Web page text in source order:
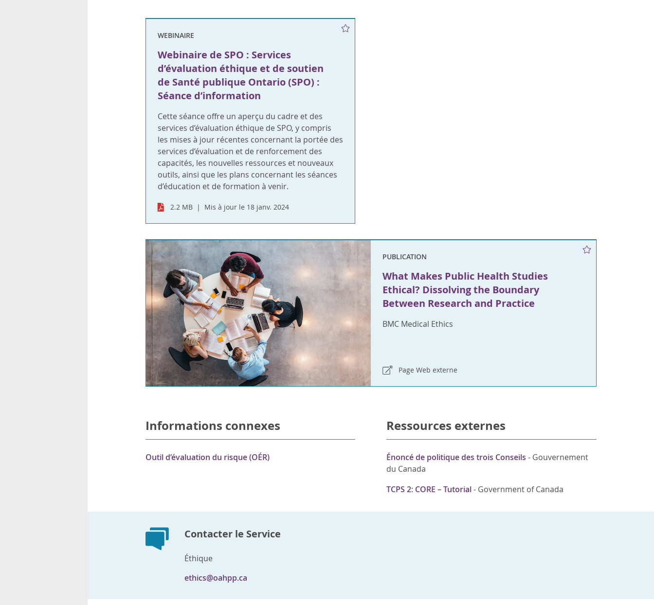
WEBINAIRE
Webinaire de SPO : Services
d’évaluation éthique et de soutien
de Santé publique Ontario (SPO) :
Séance d’information
Cette séance offre un aperçu du cadre et des
services d’évaluation éthique de SPO, y compris
les mises à jour récentes concernant la portée des
services d’évaluation et de renforcement des
capacités, les nouvelles ressources et nouveaux
outils, ainsi que les plans concernant les séances
d’éducation et de formation à venir.
2.2 MB Mis à jour le 18 janv. 2024
PUBLICATION
What Makes Public Health Studies
Ethical? Dissolving the Boundary
Between Research and Practice
BMC Medical Ethics
Page Web externe
Informations connexes
Outil d’évaluation du risque (OÉR)
Ressources externes
Énoncé de politique des trois Conseils - Gouvernement
du Canada
TCPS 2: CORE – Tutorial- Government of Canada
Contacter le Service
Éthique
ethics@oahpp.ca